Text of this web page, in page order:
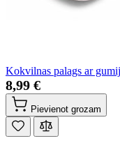
Kokvilnas palags ar
8,99 €
Pievienot grozam